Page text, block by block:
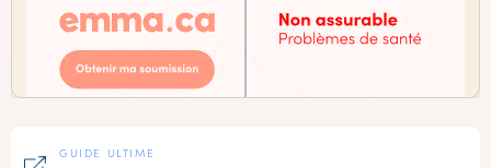
GUIDE ULTIME